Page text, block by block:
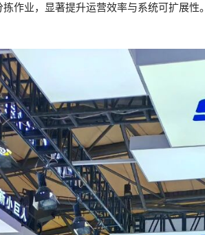
作业，显著提升运营效率与系统可扩展性。